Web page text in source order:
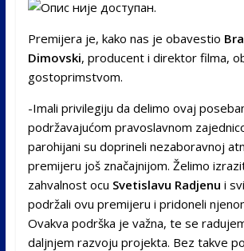
Premijera je, kako nas je obavestio
Dimovski, producent i direktor filma,
gostoprimstvom.
-Imali privilegiju da delimo ovaj
podržavajućom pravoslavnom
parohijani su doprineli nezaboravnoj
premijeru još značajnijom. Želimo
zahvalnost ocu Svetislavu Radjenu i
podržali ovu premijeru i pridoneli
Ovakva podrška je važna, te se
daljnjem razvoju projekta. Bez takve